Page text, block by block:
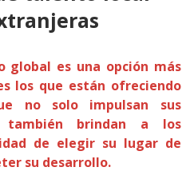
global es una opción más
los que están ofreciendo
no solo impulsan sus
también brindan a los
de elegir su lugar de
su desarrollo.